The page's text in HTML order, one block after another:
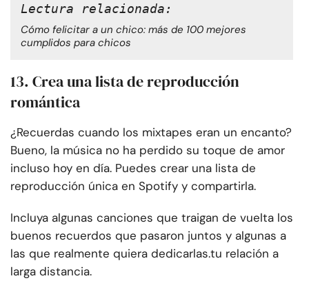
Lectura relacionada:
Cómo felicitar a un chico: más de 100 mejores
cumplidos para chicos
13. Crea una lista de reproducción
romántica
¿Recuerdas cuando los mixtapes eran un encanto?
Bueno, la música no ha perdido su toque de amor
incluso hoy en día. Puedes crear una lista de
reproducción única en Spotify y compartirla.
Incluya algunas canciones que traigan de vuelta los
buenos recuerdos que pasaron juntos y algunas a
las que realmente quiera dedicarlas.tu relación a
larga distancia.